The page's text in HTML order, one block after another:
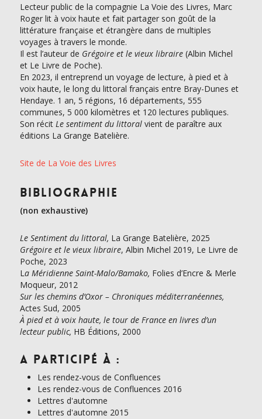
Lecteur public de la compagnie La Voie des Livres, Marc
Roger lit à voix haute et fait partager son goût de la
littérature française et étrangère dans de multiples
voyages à travers le monde.
Il est l’auteur de Grégoire et le vieux libraire(Albin Michel
et Le Livre de Poche).
En 2023, il entreprend un voyage de lecture, à pied et à
voix haute, le long du littoral français entre Bray-Dunes et
Hendaye. 1 an, 5 régions, 16 départements, 555
communes, 5 000 kilomètres et 120 lectures publiques.
Son récit Le sentiment du littoralvient de paraître aux
éditions La Grange Batelière.
Site de La Voie des Livres
Bibliographie
(non exhaustive)
Le Sentiment du littoral, La Grange Batelière, 2025
Grégoire et le vieux libraire, Albin Michel 2019, Le Livre de
Poche, 2023
L a Méridienne Saint-Malo/Bamako, Folies d’Encre & Merle
Moqueur, 2012
Sur les chemins d’Oxor – Chroniques méditerranéennes,
Actes Sud, 2005
À pied et à voix haute, le tour de France en livres d’un
lecteur public, HB Éditions, 2000
A participé à :
Les rendez-vous de Confluences
Les rendez-vous de Confluences 2016
Lettres d'automne
Lettres d'automne 2015